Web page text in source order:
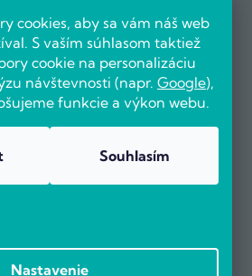
cookies, aby sa vám náš web
S vaším súhlasom taktiež
cookie na personalizáciu
návštevnosti (napr. Google),
funkcie a výkon webu.
Souhlasím
Nastavenie